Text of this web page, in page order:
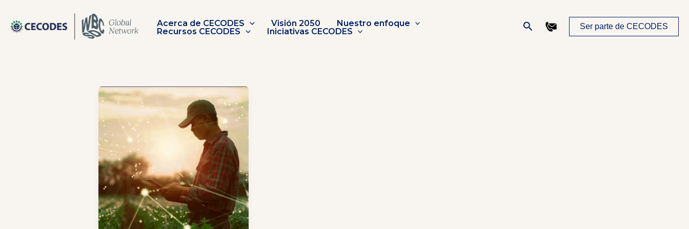
contenido
Acerca de CECODES Visión 2050
Nuestro enfoque
Recursos CECODES
Iniciativas CECODES Buscar Ser parte de CECODES